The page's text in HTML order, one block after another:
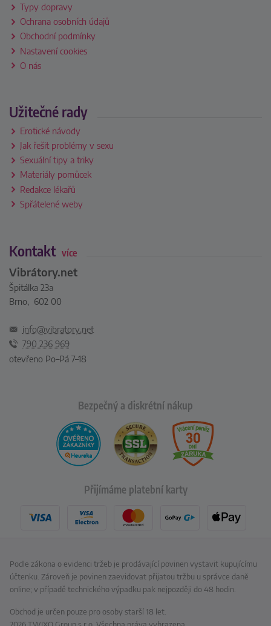
Typy dopravy
Ochrana osobních údajů
Obchodní podmínky
Nastavení cookies
O nás
Užitečné rady
Erotické návody
Jak řešit problémy v sexu
Sexuální tipy a triky
Materiály pomůcek
Redakce lékařů
Spřátelené weby
Kontakt více
Vibrátory.net
Špitálka 23a
Brno, 602 00
info@vibratory.net
790 236 969
otevřeno Po–Pá 7–18
Bezpečný a diskrétní nákup
Přijímáme platební karty
Obchod je určen pouze pro osoby starší 18 let.
Podle zákona o evidenci tržeb je prodávající povinen vystavit kupujícímu
účtenku. Zároveň je povinen zaevidovat přijatou tržbu u správce daně
online; v případě technického výpadku pak nejpozději do 48 hodin.